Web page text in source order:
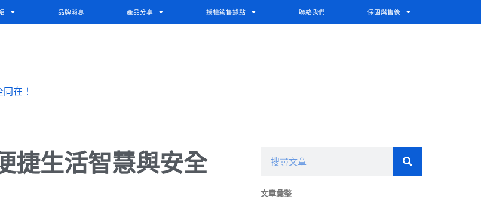
品牌消息 產品分享 授權銷售據點 聯絡我們 保固與售後
在！
捷生活智慧與安全
文章彙整